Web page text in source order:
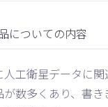
についての内容